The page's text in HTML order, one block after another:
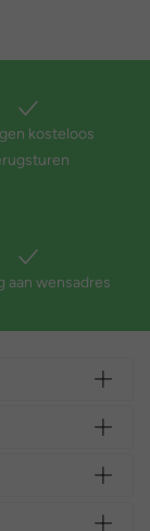
kosteloos
aan wensadres